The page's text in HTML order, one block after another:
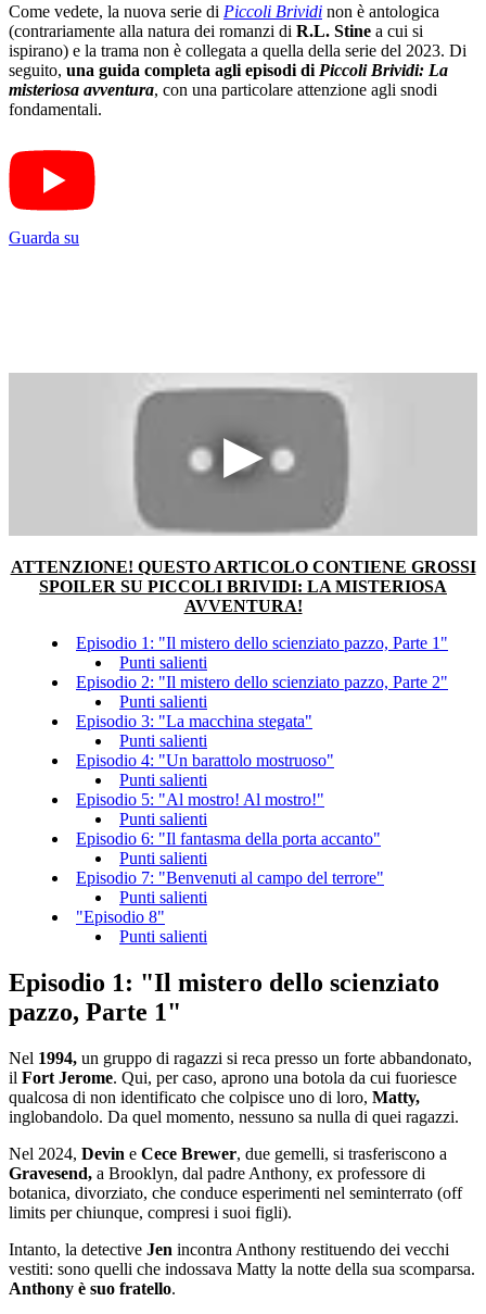
Come vedete, la nuova serie di Piccoli Brividi non è antologica
(contrariamente alla natura dei romanzi di R.L. Stine a cui si
ispirano) e la trama non è collegata a quella della serie del 2023. Di
seguito, una guida completa agli episodi di Piccoli Brividi: La
misteriosa avventura, con una particolare attenzione agli snodi
fondamentali.
Guarda su
ATTENZIONE! QUESTO ARTICOLO CONTIENE GROSSI
SPOILER SU PICCOLI BRIVIDI: LA MISTERIOSA
AVVENTURA!
Episodio 1: "Il mistero dello scienziato pazzo, Parte 1"
Punti salienti
Episodio 2: "Il mistero dello scienziato pazzo, Parte 2"
Punti salienti
Episodio 3: "La macchina stegata"
Punti salienti
Episodio 4: "Un barattolo mostruoso"
Punti salienti
Episodio 5: "Al mostro! Al mostro!"
Punti salienti
Episodio 6: "Il fantasma della porta accanto"
Punti salienti
Episodio 7: "Benvenuti al campo del terrore"
Punti salienti
"Episodio 8"
Punti salienti
Episodio 1: "Il mistero dello scienziato
pazzo, Parte 1"
Nel 1994, un gruppo di ragazzi si reca presso un forte abbandonato,
il Fort Jerome. Qui, per caso, aprono una botola da cui fuoriesce
qualcosa di non identificato che colpisce uno di loro, Matty,
inglobandolo. Da quel momento, nessuno sa nulla di quei ragazzi.
Nel 2024, Devin e Cece Brewer, due gemelli, si trasferiscono a
Gravesend, a Brooklyn, dal padre Anthony, ex professore di
botanica, divorziato, che conduce esperimenti nel seminterrato (off
limits per chiunque, compresi i suoi figli).
Intanto, la detective Jen incontra Anthony restituendo dei vecchi
vestiti: sono quelli che indossava Matty la notte della sua scomparsa.
Anthony è suo fratello.